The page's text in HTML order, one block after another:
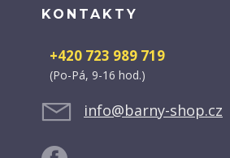
KONTAKTY
+420 723 989 719
(Po-Pá, 9-16 hod.)
info@barny-shop.cz